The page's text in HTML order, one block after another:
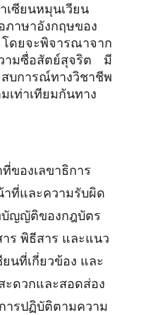
เซียนหมุนเวียน
าษาอังกฤษของ
ยจะพิจารณาจาก
ามซื่อสัตย์สุจริต มี
บการณ์ทางวิชาชีพ
เท่าเทียมกันทาง
องเลขาธิการ
ที่และความรับผิด
บัญญัติของกฎบัตร
ร พิธีสาร และแนว
นที่เกี่ยวข้อง และ
ดวกและสอดส่อง
ารปฏิบัติตามความ